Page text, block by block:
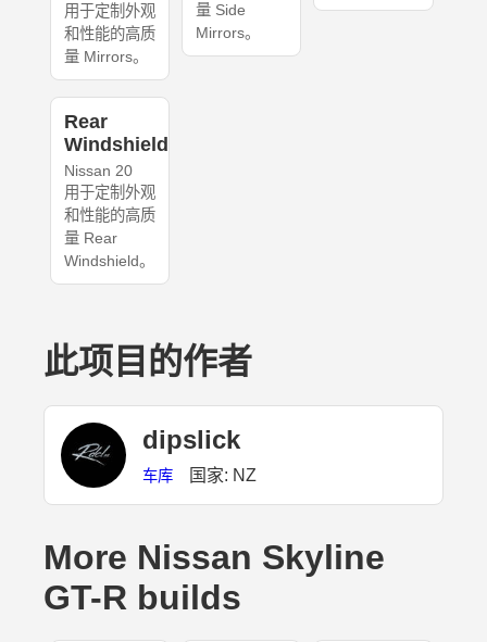
用于定制外观
和性能的高质
量 Mirrors。
量 Side
Mirrors。
Rear
Windshield
Nissan 20
用于定制外观
和性能的高质
量 Rear
Windshield。
此项目的作者
dipslick
车库 国家: NZ
More Nissan Skyline
GT-R builds